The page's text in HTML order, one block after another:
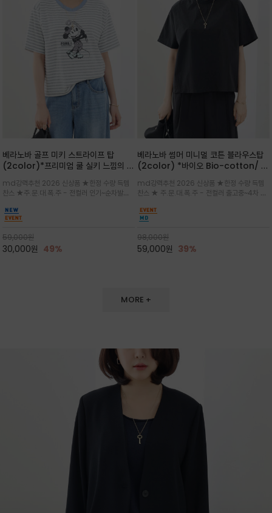
베라노바 골프 미키 스트라이프 탑
(2color)*프리미엄 쿨 실키 느낌의 폴
내 ★골프 미키티 포함 구매및 20만원
넘는 구매고객님께는 타이틀리스트 베라
노바 골프공 2피스 3구 증정(소진시 마
감)★
md강력추천 2026 신상품 ★한정 수량 득템
찬스 ★주.문.대.폭.주 - 전컬러 인기~순차발송
이프가 산뜻한 컬러감을 연출/안정감 있는 라운
드 넥라인과 여유있는 스탠다드 핏으로 여름내내
이쁘게 입으세요 ^^
59,000원
30,000원 49%
베라노바 썸머 미니멀 코튼 블라우스탑
(2color) *바이오 Bio-cotton/ 시
럼 편안하지만 블라우스처럼 단정한 무
드가 느껴지는 코튼 블라우스 탑
md강력추천 2026 신상품 ★한정 수량 득템
찬스 ★ 주.문.대.폭.주 - 전컬러 출고중~4차 리
볍게 퍼지는 박시한 실루엣과 크롭 기장이 하체
를 길어 보이게 해주며 와이드 팬츠와 셋업
98,000원
59,000원 39%
MORE +